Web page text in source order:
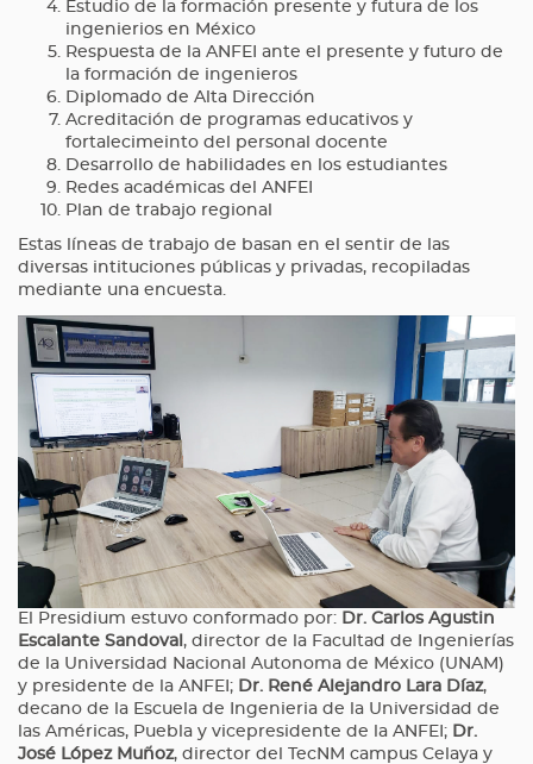
Estudio de la formación presente y futura de los
ingenierios en México
Respuesta de la ANFEI ante el presente y futuro de
la formación de ingenieros
Diplomado de Alta Dirección
Acreditación de programas educativos y
fortalecimeinto del personal docente
Desarrollo de habilidades en los estudiantes
Redes académicas del ANFEI
Plan de trabajo regional
Estas líneas de trabajo de basan en el sentir de las
diversas intituciones públicas y privadas, recopiladas
mediante una encuesta.
El Presidium estuvo conformado por: Dr. Carlos Agustin
Escalante Sandoval , director de la Facultad de Ingenierías
de la Universidad Nacional Autonoma de México (UNAM)
y presidente de la ANFEI; Dr. René Alejandro Lara Díaz,
decano de la Escuela de Ingenieria de la Universidad de
las Américas, Puebla y vicepresidente de la ANFEI; Dr.
José López Muñoz, director del TecNM campus Celaya y